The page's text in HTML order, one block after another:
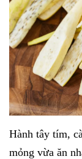
Hành tây tím,
mỏng vừa ăn